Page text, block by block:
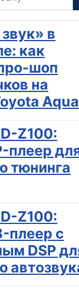
в
как
шоп
на
Aqua
Z100:
плеер
тюнинга
Z100:
плеер с
DSP